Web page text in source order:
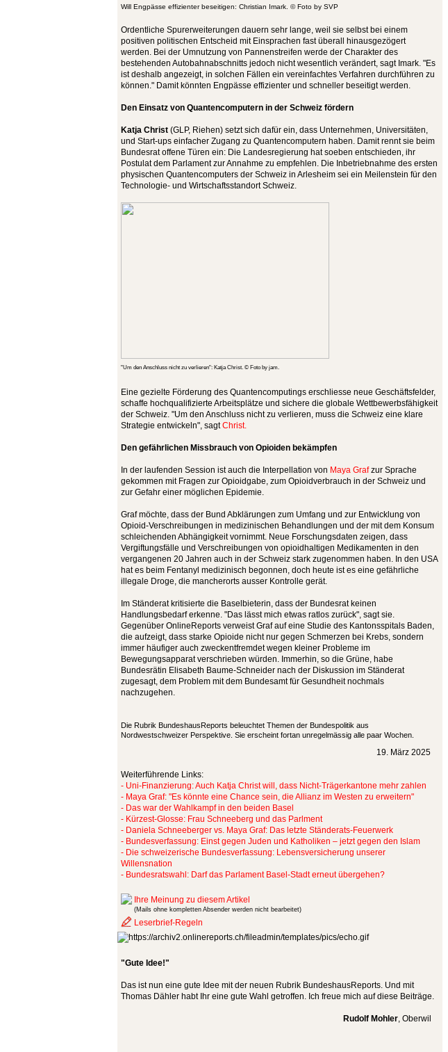
Will Engpässe effizienter beseitigen: Christian Imark. © Foto by SVP
Ordentliche Spurerweiterungen dauern sehr lange, weil sie selbst bei einem
positiven politischen Entscheid mit Einsprachen fast überall hinausgezögert
werden. Bei der Umnutzung von Pannenstreifen werde der Charakter des
bestehenden Autobahnabschnitts jedoch nicht wesentlich verändert, sagt Imark. "Es
ist deshalb angezeigt, in solchen Fällen ein vereinfachtes Verfahren durchführen zu
können." Damit könnten Engpässe effizienter und schneller beseitigt werden.
Den Einsatz von Quantencomputern in der Schweiz fördern
Katja Christ (GLP, Riehen) setzt sich dafür ein, dass Unternehmen, Universitäten,
und Start-ups einfacher Zugang zu Quantencomputern haben. Damit rennt sie beim
Bundesrat offene Türen ein: Die Landesregierung hat soeben entschieden, ihr
Postulat dem Parlament zur Annahme zu empfehlen. Die Inbetriebnahme des ersten
physischen Quantencomputers der Schweiz in Arlesheim sei ein Meilenstein für den
Technologie- und Wirtschaftsstandort Schweiz.
"Um den Anschluss nicht zu verlieren": Katja Christ. © Foto by jam.
Eine gezielte Förderung des Quantencomputings erschliesse neue Geschäftsfelder,
schaffe hochqualifizierte Arbeitsplätze und sichere die globale Wettbewerbsfähigkeit
der Schweiz. "Um den Anschluss nicht zu verlieren, muss die Schweiz eine klare
Strategie entwickeln", sagtChrist.
Den gefährlichen Missbrauch von Opioiden bekämpfen
In der laufenden Session ist auch die Interpellation von Maya Grafzur Sprache
gekommen mit Fragen zur Opioidgabe, zum Opioidverbrauch in der Schweiz und
zur Gefahr einer möglichen Epidemie.
Graf möchte, dass der Bund Abklärungen zum Umfang und zur Entwicklung von
Opioid-Verschreibungen in medizinischen Behandlungen und der mit dem Konsum
schleichenden Abhängigkeit vornimmt. Neue Forschungsdaten zeigen, dass
Vergiftungsfälle und Verschreibungen von opioidhaltigen Medikamenten in den
vergangenen 20 Jahren auch in der Schweiz stark zugenommen haben. In den USA
hat es beim Fentanyl medizinisch begonnen, doch heute ist es eine gefährliche
illegale Droge, die mancherorts ausser Kontrolle gerät.
Im Ständerat kritisierte die Baselbieterin, dass der Bundesrat keinen
Handlungsbedarf erkenne. "Das lässt mich etwas ratlos zurück", sagt sie.
Gegenüber OnlineReports verweist Graf auf eine Studie des Kantonsspitals Baden,
die aufzeigt, dass starke Opioide nicht nur gegen Schmerzen bei Krebs, sondern
immer häufiger auch zweckentfremdet wegen kleiner Probleme im
Bewegungsapparat verschrieben würden. Immerhin, so die Grüne, habe
Bundesrätin Elisabeth Baume-Schneider nach der Diskussion im Ständerat
zugesagt, dem Problem mit dem Bundesamt für Gesundheit nochmals
nachzugehen.
Die Rubrik BundeshausReports beleuchtet Themen der Bundespolitik aus
Nordwestschweizer Perspektive. Sie erscheint fortan unregelmässig alle paar Wochen.
19. März 2025
Weiterführende Links:
- Uni-Finanzierung: Auch Katja Christ will, dass Nicht-Trägerkantone mehr zahlen
- Maya Graf: "Es könnte eine Chance sein, die Allianz im Westen zu erweitern"
- Das war der Wahlkampf in den beiden Basel
- Kürzest-Glosse: Frau Schneeberg und das Parlment
- Daniela Schneeberger vs. Maya Graf: Das letzte Ständerats-Feuerwerk
- Bundesverfassung: Einst gegen Juden und Katholiken – jetzt gegen den Islam
- Die schweizerische Bundesverfassung: Lebensversicherung unserer
Willensnation
- Bundesratswahl: Darf das Parlament Basel-Stadt erneut übergehen?
Ihre Meinung zu diesem Artikel
(Mails ohne kompletten Absender werden nicht bearbeitet)
Leserbrief-Regeln
"Gute Idee!"
Das ist nun eine gute Idee mit der neuen Rubrik BundeshausReports. Und mit
Thomas Dähler habt Ihr eine gute Wahl getroffen. Ich freue mich auf diese Beiträge.
Rudolf Mohler, Oberwil